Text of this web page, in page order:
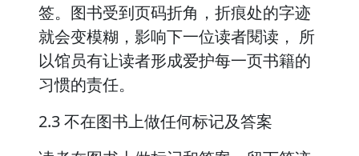
签。图书受到页码折角，折痕处的字迹
就会变模糊，影响下一位读者閱读， 所
以馆员有让读者形成爱护每一页书籍的
习惯的责任。
2.3 不在图书上做任何标记及答案